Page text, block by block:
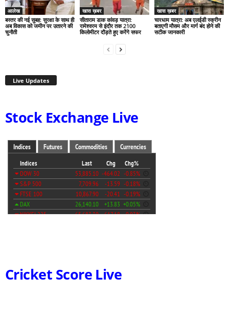
आलेख
बस्तर की नई सुबह: सुरक्षा के साथ ही
अब विकास को जमीन पर उतारने की
चुनौती
खास ख़बर
सीताराम डाक कांवड़ यात्रा:
रामेश्वरम से इंदौर तक 2100
किलोमीटर दौड़ते हुए करेंगे सफर
खास ख़बर
चारधाम यात्रा: अब एलईडी स्क्रीन
बताएगी मौसम और मार्ग बंद होने की
सटीक जानकारी
Live Updates
Stock Exchange Live
Cricket Score Live